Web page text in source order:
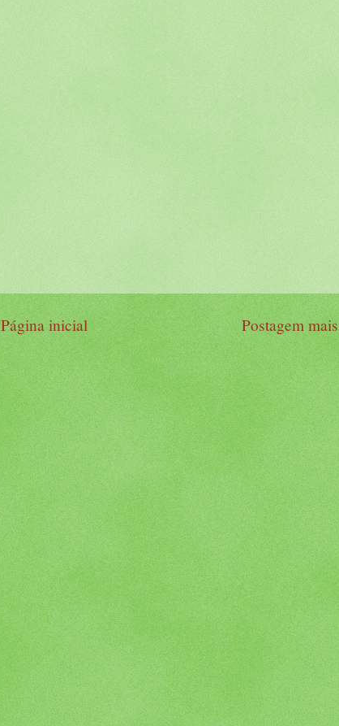
Postagem
Página inicial